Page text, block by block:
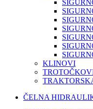
KLINOVI
ČELNA